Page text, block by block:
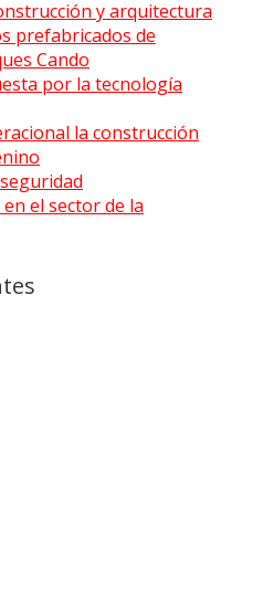
y arquitectura
prefabricados de
Cando
por la tecnología
la construcción
el sector de la